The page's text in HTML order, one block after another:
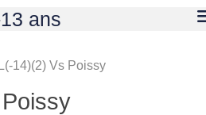
ans
14)(2) Vs Poissy